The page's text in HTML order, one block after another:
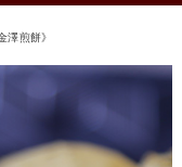
澤煎餅》